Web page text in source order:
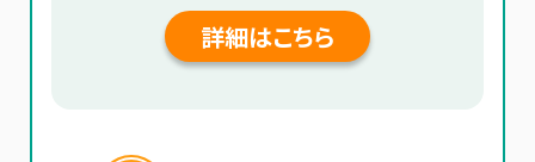
詳細はこちら